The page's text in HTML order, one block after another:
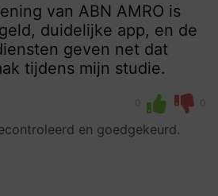
van ABN AMRO is
duidelijke app, en de
geven net dat
tijdens mijn studie.
0 0
en goedgekeurd.